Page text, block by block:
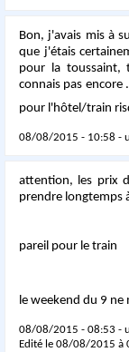
Bon, j'avais mis à
que j'étais
pour la toussaint,
connais pas encore
pour l'hôtel/train
08/08/2015 - 10:58 -
attention, les prix
prendre longtemps
pareil pour le train
le weekend du 9 ne
08/08/2015 - 08:53 -
Edité le 08/08/2015 à